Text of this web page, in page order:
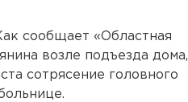
сообщает «Областная
возле подъезда дома,
сотрясение головного